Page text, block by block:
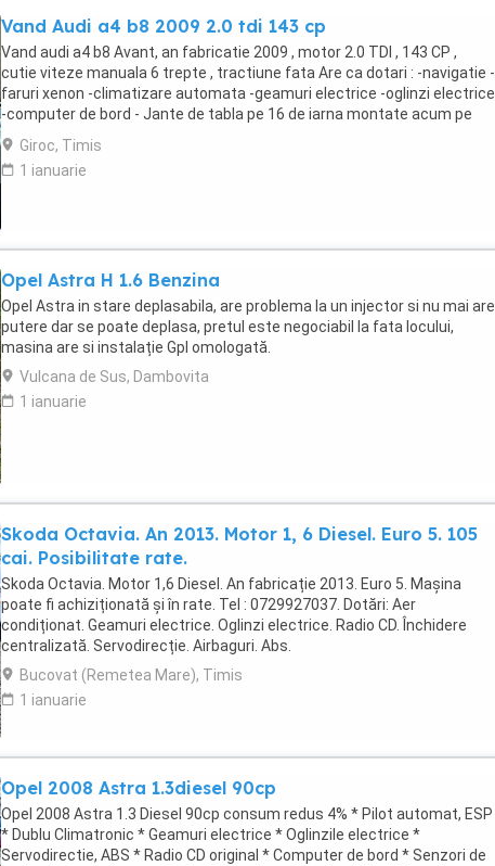
Vand Audi a4 b8 2009 2.0 tdi 143 cp
Vand audi a4 b8 Avant, an fabricatie 2009 , motor 2.0 TDI , 143 CP ,
cutie viteze manuala 6 trepte , tractiune fata Are ca dotari : -navigatie -
faruri xenon -climatizare automata -geamuri electrice -oglinzi electrice
-computer de bord - Jante de tabla pe 16 de iarna montate acum pe
masina + jante ...
Giroc, Timis
1 ianuarie
Opel Astra H 1.6 Benzina
Opel Astra in stare deplasabila, are problema la un injector si nu mai are
putere dar se poate deplasa, pretul este negociabil la fata locului,
masina are si instalație Gpl omologată.
Vulcana de Sus, Dambovita
1 ianuarie
Skoda Octavia. An 2013. Motor 1, 6 Diesel. Euro 5. 105
cai. Posibilitate rate.
Skoda Octavia. Motor 1,6 Diesel. An fabricație 2013. Euro 5. Mașina
poate fi achiziționată și în rate. Tel : 0729927037. Dotări: Aer
condiționat. Geamuri electrice. Oglinzi electrice. Radio CD. Închidere
centralizată. Servodirecție. Airbaguri. Abs.
Bucovat (Remetea Mare), Timis
1 ianuarie
Opel 2008 Astra 1.3diesel 90cp
Opel 2008 Astra 1.3 Diesel 90cp consum redus 4% * Pilot automat, ESP
* Dublu Climatronic * Geamuri electrice * Oglinzile electrice *
Servodirectie, ABS * Radio CD original * Computer de bord * Senzori de